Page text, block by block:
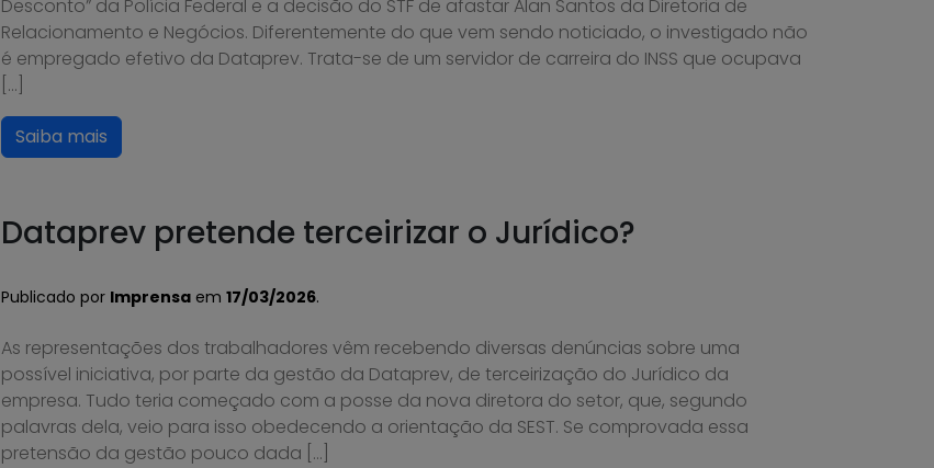
Desconto” da Polícia Federal e a decisão do STF de afastar Alan Santos da Diretoria de
Relacionamento e Negócios. Diferentemente do que vem sendo noticiado, o investigado não
é empregado efetivo da Dataprev. Trata-se de um servidor de carreira do INSS que ocupava
[…]
Saiba mais
Dataprev pretende terceirizar o Jurídico?
Publicado por Imprensa em 17/03/2026.
As representações dos trabalhadores vêm recebendo diversas denúncias sobre uma
possível iniciativa, por parte da gestão da Dataprev, de terceirização do Jurídico da
empresa. Tudo teria começado com a posse da nova diretora do setor, que, segundo
palavras dela, veio para isso obedecendo a orientação da SEST. Se comprovada essa
pretensão da gestão pouco dada […]